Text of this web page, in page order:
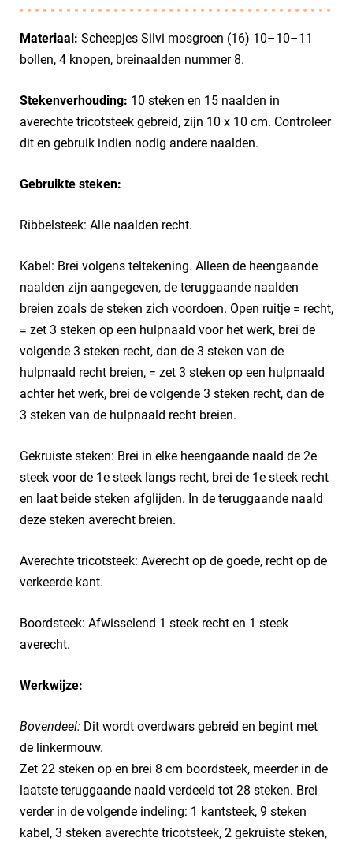
Materiaal: Scheepjes Silvi mosgroen (16) 10–10–11
bollen, 4 knopen, breinaalden nummer 8.
Stekenverhouding: 10 steken en 15 naalden in
averechte tricotsteek gebreid, zijn 10 x 10 cm. Controleer
dit en gebruik indien nodig andere naalden.
Gebruikte steken:
Ribbelsteek: Alle naalden recht.
Kabel: Brei volgens teltekening. Alleen de heengaande
naalden zijn aangegeven, de teruggaande naalden
breien zoals de steken zich voordoen. Open ruitje = recht,
= zet 3 steken op een hulpnaald voor het werk, brei de
volgende 3 steken recht, dan de 3 steken van de
hulpnaald recht breien, = zet 3 steken op een hulpnaald
achter het werk, brei de volgende 3 steken recht, dan de
3 steken van de hulpnaald recht breien.
Gekruiste steken: Brei in elke heengaande naald de 2e
steek voor de 1e steek langs recht, brei de 1e steek recht
en laat beide steken afglijden. In de teruggaande naald
deze steken averecht breien.
Averechte tricotsteek: Averecht op de goede, recht op de
verkeerde kant.
Boordsteek: Afwisselend 1 steek recht en 1 steek
averecht.
Werkwijze:
Bovendeel: Dit wordt overdwars gebreid en begint met
de linkermouw.
Zet 22 steken op en brei 8 cm boordsteek, meerder in de
laatste teruggaande naald verdeeld tot 28 steken. Brei
verder in de volgende indeling: 1 kantsteek, 9 steken
kabel, 3 steken averechte tricotsteek, 2 gekruiste steken,